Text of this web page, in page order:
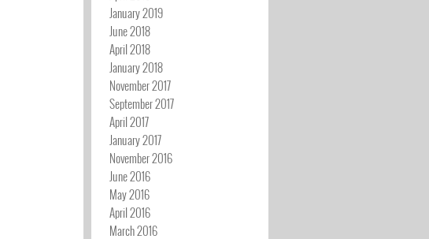
January 2019
June 2018
April 2018
January 2018
November 2017
September 2017
April 2017
January 2017
November 2016
June 2016
May 2016
April 2016
March 2016